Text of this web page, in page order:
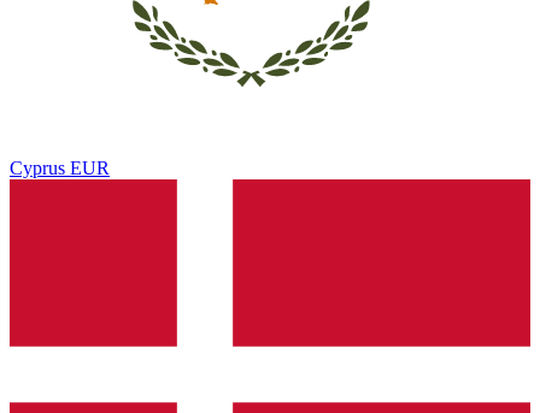
Cyprus EUR